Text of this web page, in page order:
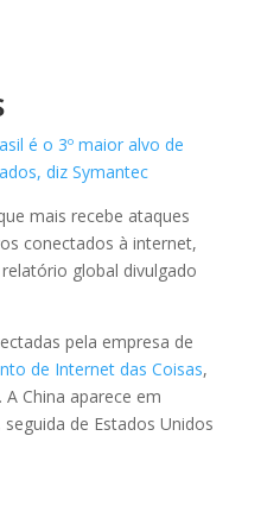
é o 3º maior alvo de
diz Symantec
mais recebe ataques
conectados à internet,
global divulgado
pela empresa de
de Internet das Coisas,
China aparece em
de Estados Unidos